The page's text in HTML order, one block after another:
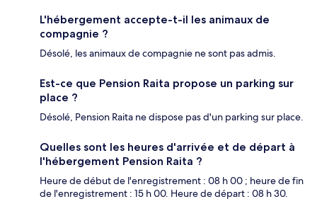
L'hébergement accepte-t-il les animaux de
compagnie ?
Désolé, les animaux de compagnie ne sont pas admis.
Est-ce que Pension Raita propose un parking sur
place ?
Désolé, Pension Raita ne dispose pas d'un parking sur place.
Quelles sont les heures d'arrivée et de départ à
l'hébergement Pension Raita ?
Heure de début de l'enregistrement : 08 h 00 ; heure de fin
de l'enregistrement : 15 h 00. Heure de départ : 08 h 30.